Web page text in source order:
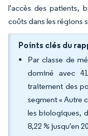
l'accès des patients,
coûts dans les régions
Points clés du
Par classe de
dominé avec
traitement des
segment « Autre
les biologiques,
8,22 % jusqu'en